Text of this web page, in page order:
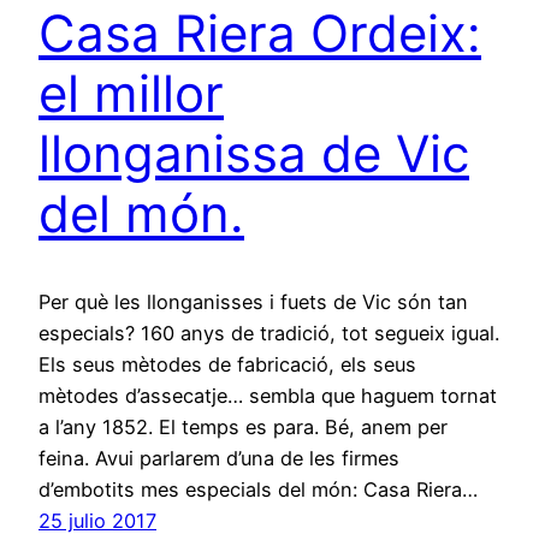
Casa Riera Ordeix:
el millor
llonganissa de Vic
del món.
Per què les llonganisses i fuets de Vic són tan
especials? 160 anys de tradició, tot segueix igual.
Els seus mètodes de fabricació, els seus
mètodes d’assecatje… sembla que haguem tornat
a l’any 1852. El temps es para. Bé, anem per
feina. Avui parlarem d’una de les firmes
d’embotits mes especials del món: Casa Riera…
25 julio 2017